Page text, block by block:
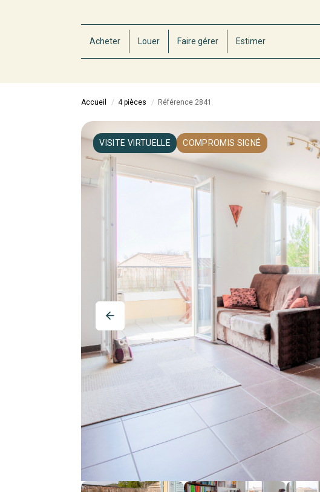
Acheter Louer Faire gérer Estimer
Accueil 4 pièces Référence 2841
VISITE VIRTUELLE COMPROMIS SIGNÉ